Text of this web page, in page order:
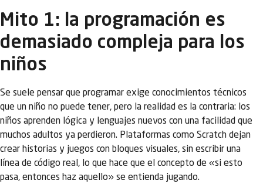
Mito 1: la programación es
demasiado compleja para los
niños
Se suele pensar que programar exige conocimientos técnicos
que un niño no puede tener, pero la realidad es la contraria: los
niños aprenden lógica y lenguajes nuevos con una facilidad que
muchos adultos ya perdieron. Plataformas como Scratch dejan
crear historias y juegos con bloques visuales, sin escribir una
línea de código real, lo que hace que el concepto de «si esto
pasa, entonces haz aquello» se entienda jugando.